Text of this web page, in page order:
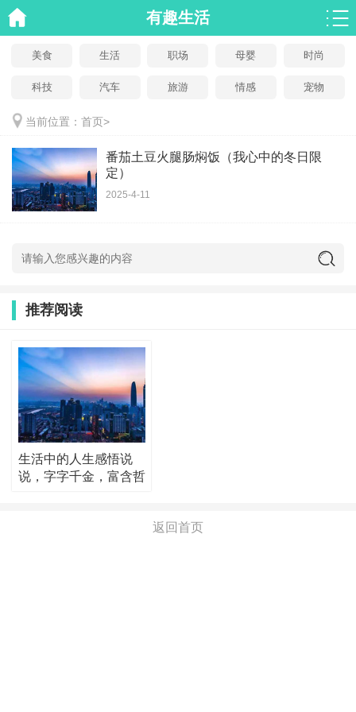
有趣生活
美食 生活 职场 母婴 时尚
科技 汽车 旅游 情感 宠物
当前位置： 首页>
番茄土豆火腿肠焖饭（我心中的冬日限
定）
2025-4-11
推荐阅读
生活中的人生感悟说
说，字字千金，富含哲
返回首页